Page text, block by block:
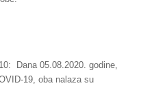
Dana 05.08.2020. godine,
19, oba nalaza su